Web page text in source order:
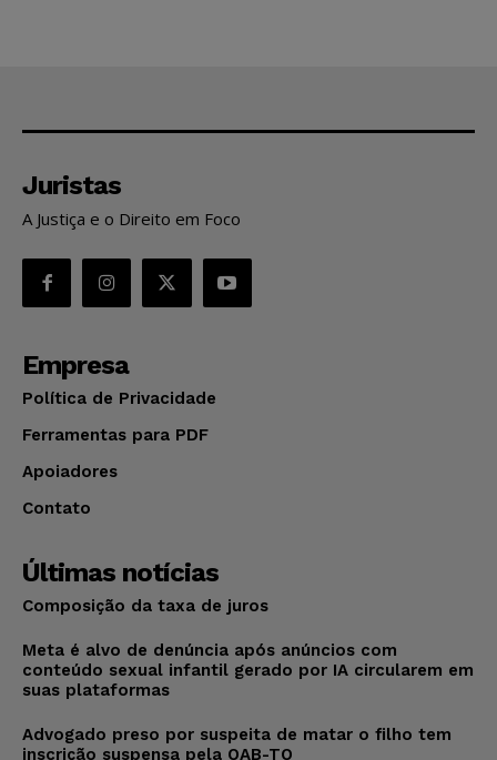
Juristas
A Justiça e o Direito em Foco
Empresa
Política de Privacidade
Ferramentas para PDF
Apoiadores
Contato
Últimas notícias
Composição da taxa de juros
Meta é alvo de denúncia após anúncios com
conteúdo sexual infantil gerado por IA circularem em
suas plataformas
Advogado preso por suspeita de matar o filho tem
inscrição suspensa pela OAB-TO